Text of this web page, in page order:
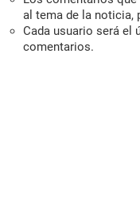
al tema de la noticia,
Cada usuario será el
comentarios.